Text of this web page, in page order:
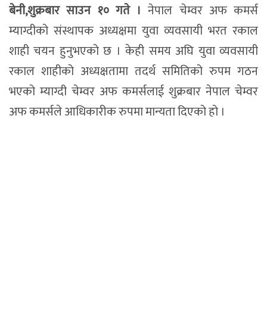
बेनी,शुक्रबार साउन १० गते ।नेपाल चेम्वर अफ कमर्स
म्याग्दीको संस्थापक अध्यक्षमा युवा व्यवसायी भरत रकाल
शाही चयन हुनुभएको छ । केही समय अघि युवा व्यवसायी
रकाल शाहीको अध्यक्षतामा तदर्थ समितिको रुपम गठन
भएको म्याग्दी चेम्वर अफ कमर्सलाई शुक्रबार नेपाल चेम्वर
अफ कमर्सले आधिकारीक रुपमा मान्यता दिएको हो ।